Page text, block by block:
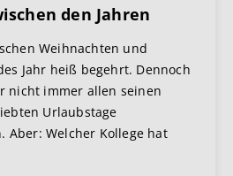
den Jahren
Weihnachten und
Jahr heiß begehrt. Dennoch
nicht immer allen seinen
Urlaubstage
Aber: Welcher Kollege hat